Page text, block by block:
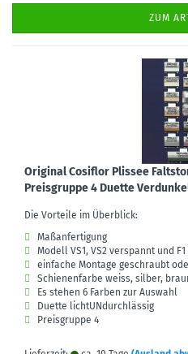
ZUM
Original Cosiflor Plissee
Preisgruppe 4 Duette
Die Vorteile im Überblick:
Maßanfertigung
Modell VS1, VS2 verspannt und
einfache Montage geschraubt
Schienenfarbe weiss, silber,
Es stehen 6 Farben zur Auswahl
Duette lichtUNdurchlässig
Preisgruppe 4